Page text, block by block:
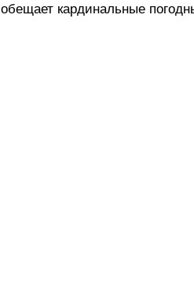
обещает кардинальные